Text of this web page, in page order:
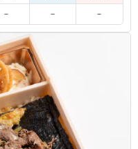
たびに肉の旨味が溢れ
鶏そぼろの素朴な甘み
ーム満点の増量サイズ
ます。彩り豊かな副菜
サイドまで一切隙のな
。
撮影
－ － －